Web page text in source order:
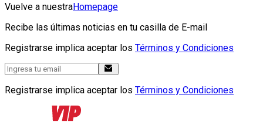
Vuelve a nuestraHomepage
Recibe las últimas noticias en tu casilla de E-mail
Registrarse implica aceptar los Términos y Condiciones
Registrarse implica aceptar los Términos y Condiciones